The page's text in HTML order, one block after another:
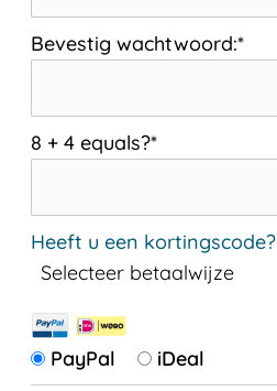
Bevestig wachtwoord:*
8 + 4 equals?*
Heeft u een kortingscode?
Selecteer betaalwijze
PayPal iDeal